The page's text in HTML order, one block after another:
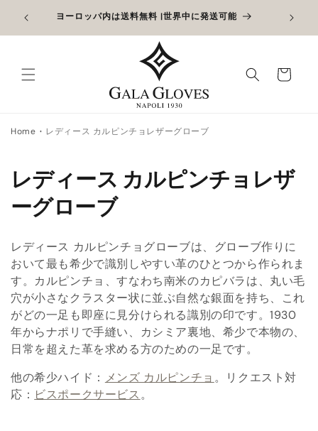
コンテン
ツに進む
まで
ヨーロッパ内は送料無料 |世界中に発送可能 アウト
ー
Home レディース カルピンチョレザーグローブ
コ
レ
シ
ョ
ン
:
レディース カルピンチョレザ
ーグローブ
レディース カルピンチョグローブは、グローブ作りに
おいて最も希少で識別しやすい革のひとつから作られま
す。カルピンチョ、すなわち南米のカピバラは、丸い毛
穴が小さなクラスター状に並ぶ自然な銀面を持ち、これ
がどの一足も即座に見分けられる識別の印です。1930
年からナポリで手縫い、カシミア裏地、希少で本物の、
日常を超えた革を求める方のための一足です。
他の希少ハイド： メンズ カルピンチョ 。リクエスト対
応： ビスポークサービス。